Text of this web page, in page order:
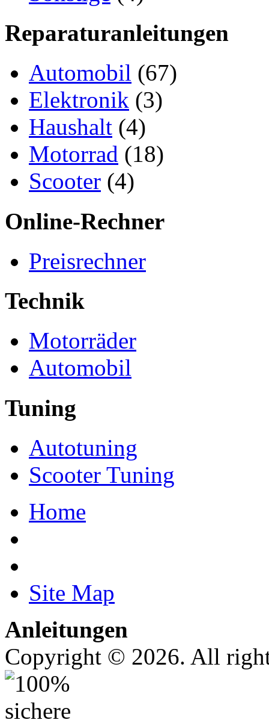
Reparaturanleitungen
Automobil (67)
Elektronik (3)
Haushalt (4)
Motorrad (18)
Scooter (4)
Online-Rechner
Preisrechner
Technik
Motorräder
Automobil
Tuning
Autotuning
Scooter Tuning
Home
Site Map
Anleitungen
Copyright © 2026. All